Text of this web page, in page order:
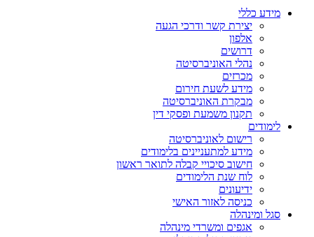
מידע כללי
יצירת קשר ודרכי הגעה
אלפון
דרושים
נהלי האוניברסיטה
מכרזים
מידע לשעת חירום
מבקרת האוניברסיטה
תקנון משמעת ופסקי דין
לימודים
רישום לאוניברסיטה
מידע למתעניינים בלימודים
חישוב סיכויי קבלה לתואר ראשון
לוח שנת הלימודים
ידיעונים
כניסה לאזור האישי
סגל ומינהלה
אגפים ומשרדי מינהלה